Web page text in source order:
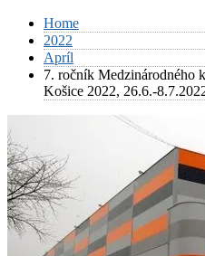
Home
2022
Apríl
7. ročník Medzinárodného
Košice 2022, 26.6.-